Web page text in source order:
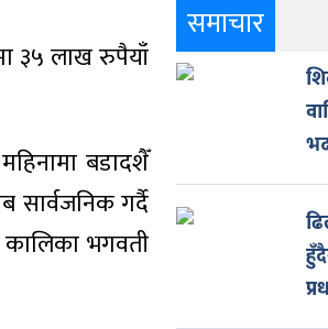
३५ लाख रुपैयाँ
बडादशैँ
सार्वजनिक गर्दै
भगवती
समाचार